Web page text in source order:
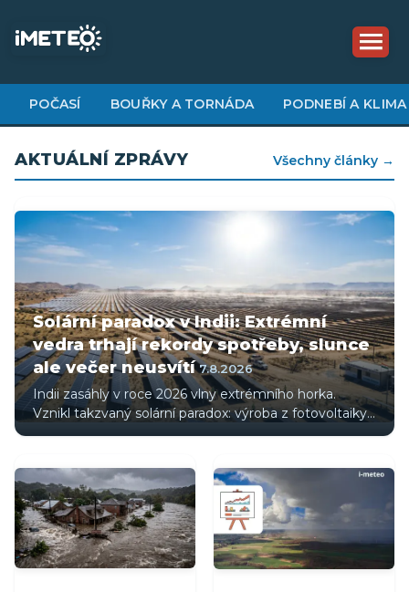
obsahu
POČASÍ BOUŘKY A TORNÁDA PODNEBÍ A KLIMA
AKTUÁLNÍ ZPRÁVY Všechny články →
Solární paradox v Indii: Extrémní
vedra trhají rekordy spotřeby, slunce
ale večer neusvítí 7.8.2026
Indii zasáhly v roce 2026 vlny extrémního horka.
Vznikl takzvaný solární paradox: výroba z fotovoltaiky
vrcholí v poledne, ale spotřeba klimatizací pokračuje
uhelné elektrárny.